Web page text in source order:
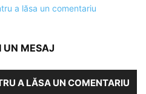
a lăsa un comentariu
UN MESAJ
A LĂSA UN COMENTARIU